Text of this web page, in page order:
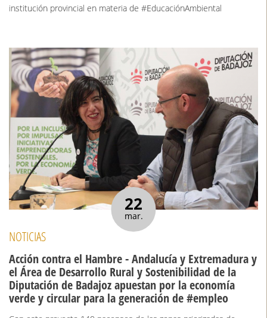
institución provincial en materia de #EducaciónAmbiental
22
mar.
NOTICIAS
Acción contra el Hambre - Andalucía y Extremadura y
el Área de Desarrollo Rural y Sostenibilidad de la
Diputación de Badajoz apuestan por la economía
verde y circular para la generación de #empleo